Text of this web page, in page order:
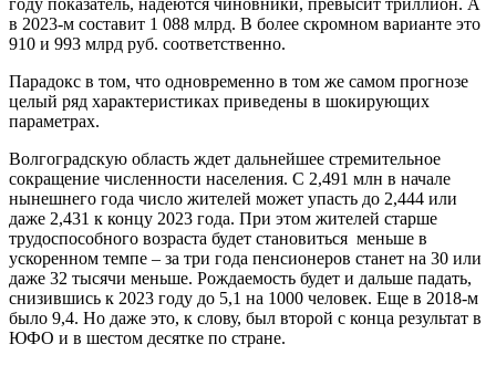
году показатель, надеются чиновники, превысит триллион. А
в 2023-м составит 1 088 млрд. В более скромном варианте это
910 и 993 млрд руб. соответственно.
Парадокс в том, что одновременно в том же самом прогнозе
целый ряд характеристиках приведены в шокирующих
параметрах.
Волгоградскую область ждет дальнейшее стремительное
сокращение численности населения. С 2,491 млн в начале
нынешнего года число жителей может упасть до 2,444 или
даже 2,431 к концу 2023 года. При этом жителей старше
трудоспособного возраста будет становиться меньше в
ускоренном темпе – за три года пенсионеров станет на 30 или
даже 32 тысячи меньше. Рождаемость будет и дальше падать,
снизившись к 2023 году до 5,1 на 1000 человек. Еще в 2018-м
было 9,4. Но даже это, к слову, был второй с конца результат в
ЮФО и в шестом десятке по стране.